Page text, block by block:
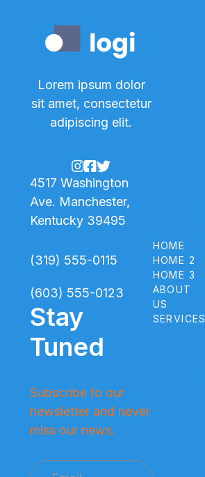
Lorem ipsum dolor
sit amet, consectetur
adipiscing elit.
 
4517 Washington
Ave. Manchester,
Kentucky 39495
(319) 555-0115
(603) 555-0123
Stay
Tuned
Subscribe to our
newsletter and never
miss our news.
HOME
HOME 2
HOME 3
ABOUT
US
SERVICES